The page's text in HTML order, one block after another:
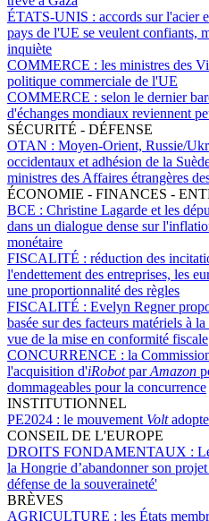
ÉTATS-UNIS : accords sur l'acier
pays de l'UE se veulent confiants,
inquiète
COMMERCE : les ministres des
politique commerciale de l'UE
COMMERCE : selon le dernier
d'échanges mondiaux reviennent
SÉCURITÉ - DÉFENSE
OTAN : Moyen-Orient, Russie/
occidentaux et adhésion de la
ministres des Affaires étrangères
ÉCONOMIE - FINANCES -
BCE : Christine Lagarde et les
dans un dialogue dense sur
monétaire
FISCALITÉ : réduction des
l'endettement des entreprises, les
une proportionnalité des règles
FISCALITÉ : Evelyn Regner
basée sur des facteurs matériels à
vue de la mise en conformité fiscale
CONCURRENCE : la
l'acquisition d'iRobotparAmazon
dommageables pour la concurrence
INSTITUTIONNEL
PE2024 : le mouvement Volt
CONSEIL DE L'EUROPE
DROITS FONDAMENTAUX :
la Hongrie d’abandonner son
défense de la souveraineté'
BRÈVES
AGRICULTURE : les États